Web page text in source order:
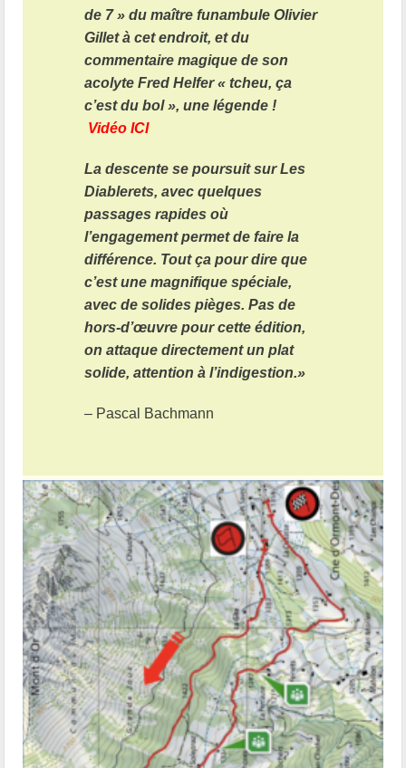
de 7 » du maître funambule Olivier
Gillet à cet endroit, et du
commentaire magique de son
acolyte Fred Helfer « tcheu, ça
c’est du bol », une légende !
Vidéo ICI
La descente se poursuit sur Les
Diablerets, avec quelques
passages rapides où
l’engagement permet de faire la
différence. Tout ça pour dire que
c’est une magnifique spéciale,
avec de solides pièges. Pas de
hors-d’œuvre pour cette édition,
on attaque directement un plat
solide, attention à l’indigestion.»
– Pascal Bachmann